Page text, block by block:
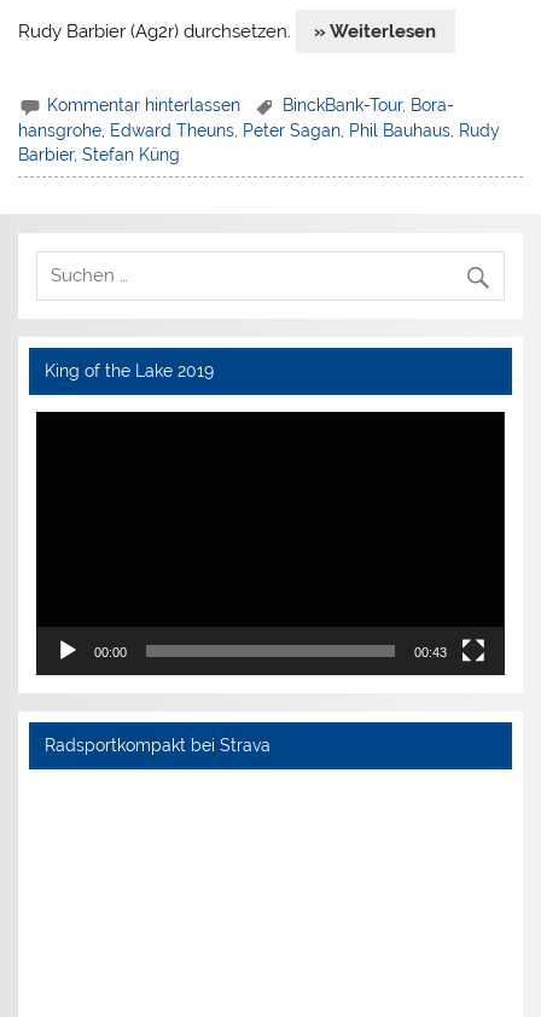
Rudy Barbier (Ag2r) durchsetzen. » Weiterlesen
Kommentar hinterlassen BinckBank-Tour, Bora-
hansgrohe, Edward Theuns, Peter Sagan, Phil Bauhaus, Rudy
Barbier,Stefan Küng
King of the Lake 2019
Video-
00:00 00:43
Radsportkompakt bei Strava